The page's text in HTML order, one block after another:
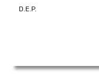
D.E.P.